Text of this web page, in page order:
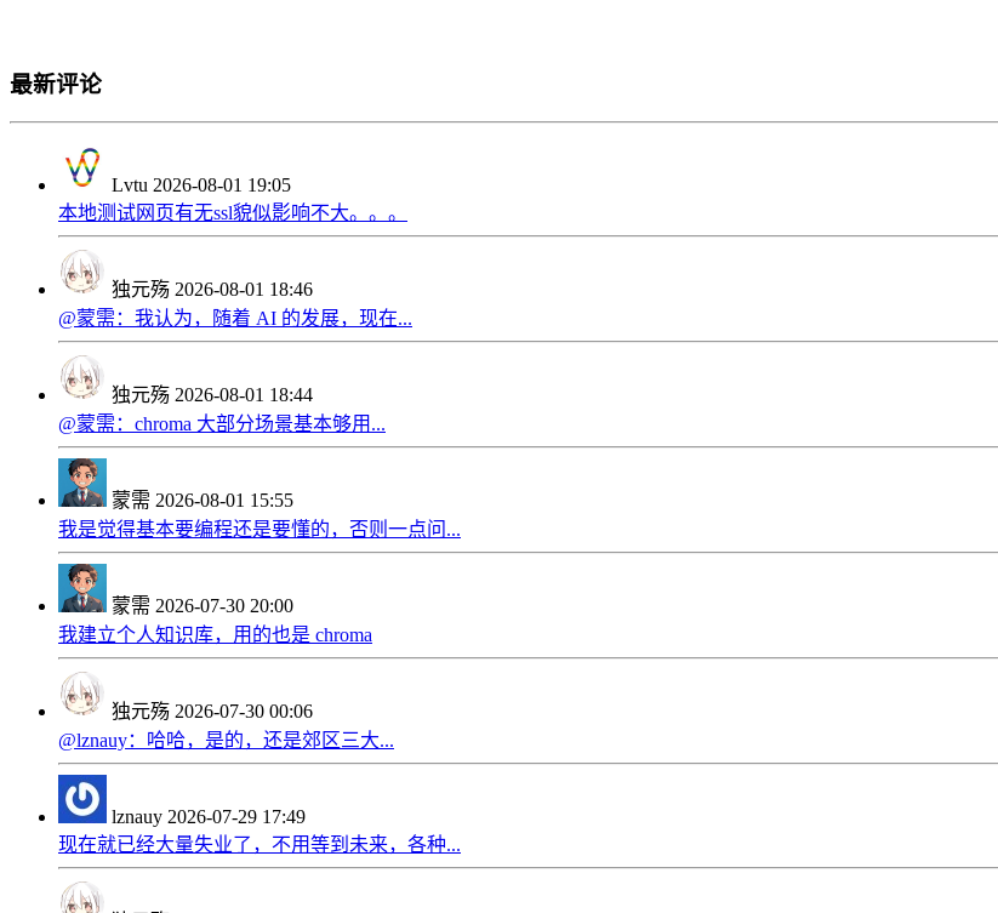
最新评论
Lvtu 2026-08-01 19:05
本地测试网页有无ssl貌似影响不大。。。
独元殇 2026-08-01 18:46
@蒙需：我认为，随着 AI 的发展，现在...
独元殇 2026-08-01 18:44
@蒙需：chroma 大部分场景基本够用...
蒙需 2026-08-01 15:55
我是觉得基本要编程还是要懂的，否则一点问...
蒙需 2026-07-30 20:00
我建立个人知识库，用的也是 chroma
独元殇 2026-07-30 00:06
@lznauy：哈哈，是的，还是郊区三大...
lznauy 2026-07-29 17:49
现在就已经大量失业了，不用等到未来，各种...